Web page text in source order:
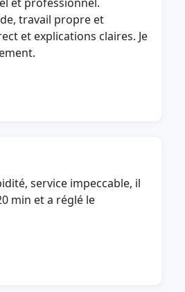
travail propre et
et explications claires. Je
service impeccable, il
min et a réglé le